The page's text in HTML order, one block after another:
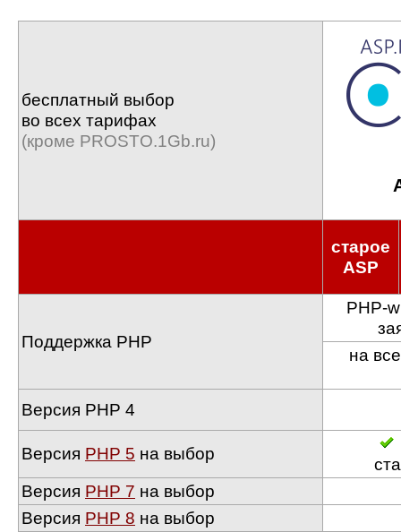
бесплатный выбор
во всех тарифах
(кроме PROSTO.1Gb.ru)
старое
ASP
Поддержка PHP
PHP-
на
Версия PHP 4
Версия PHP 5 на выбор
Версия PHP 7 на выбор
Версия PHP 8 на выбор